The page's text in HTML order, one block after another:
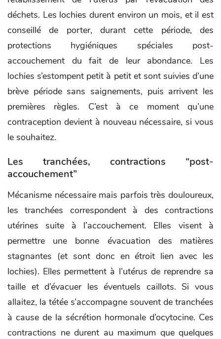
déchets. Les lochies durent environ un mois, et il est
conseillé de porter, durant cette période, des
protections hygiéniques spéciales post-
accouchement du fait de leur abondance. Les
lochies s’estompent petit à petit et sont suivies d’une
brève période sans saignements, puis arrivent les
premières règles. C’est à ce moment qu’une
contraception devient à nouveau nécessaire, si vous
le souhaitez.
Les tranchées, contractions “post-
accouchement”
Mécanisme nécessaire mais parfois très douloureux,
les tranchées correspondent à des contractions
utérines suite à l’accouchement. Elles visent à
permettre une bonne évacuation des matières
stagnantes (et sont donc en étroit lien avec les
lochies). Elles permettent à l’utérus de reprendre sa
taille et d’évacuer les éventuels caillots. Si vous
allaitez, la tétée s’accompagne souvent de tranchées
à cause de la sécrétion hormonale d’ocytocine. Ces
contractions ne durent au maximum que quelques